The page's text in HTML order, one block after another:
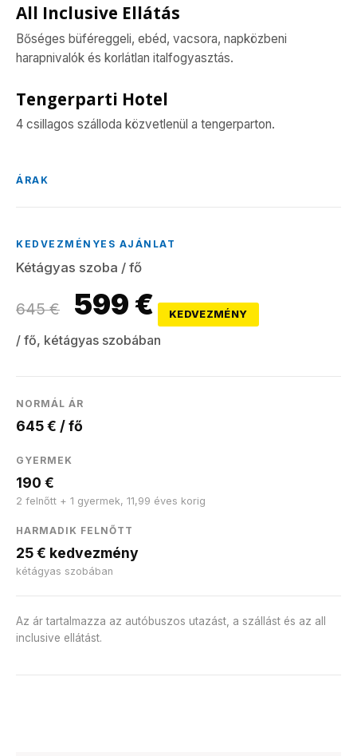
All Inclusive Ellátás
Bőséges büféreggeli, ebéd, vacsora, napközbeni
harapnivalók és korlátlan italfogyasztás.
Tengerparti Hotel
4 csillagos szálloda közvetlenül a tengerparton.
ÁRAK
KEDVEZMÉNYES AJÁNLAT
Kétágyas szoba / fő
645 € 599 € KEDVEZMÉNY
/ fő, kétágyas szobában
NORMÁL ÁR
645 € / fő
GYERMEK
190 €
2 felnőtt + 1 gyermek, 11,99 éves korig
HARMADIK FELNŐTT
25 € kedvezmény
kétágyas szobában
Az ár tartalmazza az autóbuszos utazást, a szállást és az all
inclusive ellátást.